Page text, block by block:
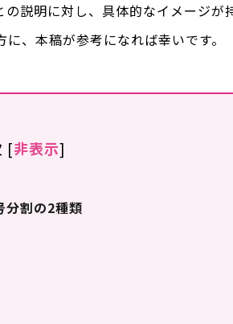
説明に対し、具体的なイメージが
、本稿が参考になれば幸いです。
[非表示]
分割の2種類